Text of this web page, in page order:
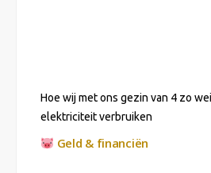
Hoe wij met ons gezin van 4 zo
elektriciteit verbruiken
Geld & financiën